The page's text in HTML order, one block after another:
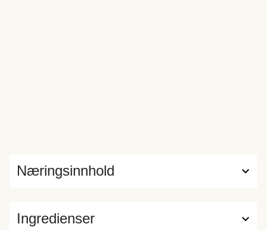
Ingredienser
Næringsinnhold